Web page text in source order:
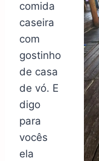
comida
caseira
com
gostinho
de casa
de vó. E
digo
para
vocês
ela